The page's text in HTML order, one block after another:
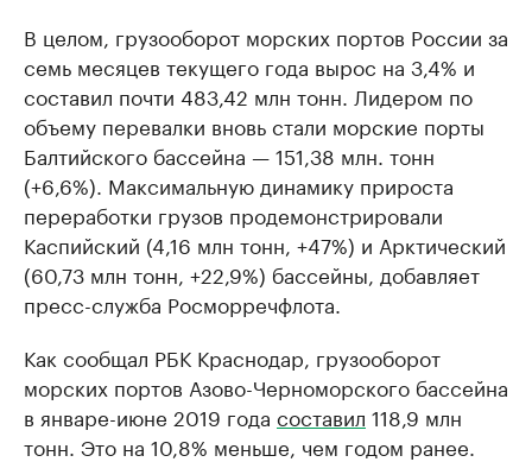
В целом, грузооборот морских портов России за
семь месяцев текущего года вырос на 3,4% и
составил почти 483,42 млн тонн. Лидером по
объему перевалки вновь стали морские порты
Балтийского бассейна — 151,38 млн. тонн
(+6,6%). Максимальную динамику прироста
переработки грузов продемонстрировали
Каспийский (4,16 млн тонн, +47%) и Арктический
(60,73 млн тонн, +22,9%) бассейны, добавляет
пресс-служба Росморречфлота.
Как сообщал РБК Краснодар, грузооборот
морских портов Азово-Черноморского бассейна
в январе-июне 2019 года составил 118,9 млн
тонн. Это на 10,8% меньше, чем годом ранее.